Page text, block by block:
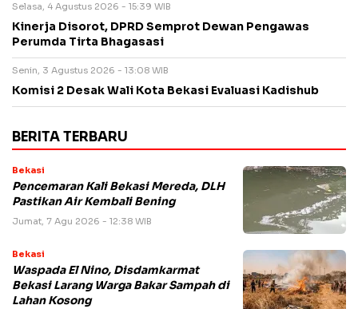
Selasa, 4 Agustus 2026 - 15:39 WIB
Kinerja Disorot, DPRD Semprot Dewan Pengawas
Perumda Tirta Bhagasasi
Senin, 3 Agustus 2026 - 13:08 WIB
Komisi 2 Desak Wali Kota Bekasi Evaluasi Kadishub
BERITA TERBARU
Bekasi
Pencemaran Kali Bekasi Mereda, DLH
Pastikan Air Kembali Bening
Jumat, 7 Agu 2026 - 12:38 WIB
Bekasi
Waspada El Nino, Disdamkarmat
Bekasi Larang Warga Bakar Sampah di
Lahan Kosong